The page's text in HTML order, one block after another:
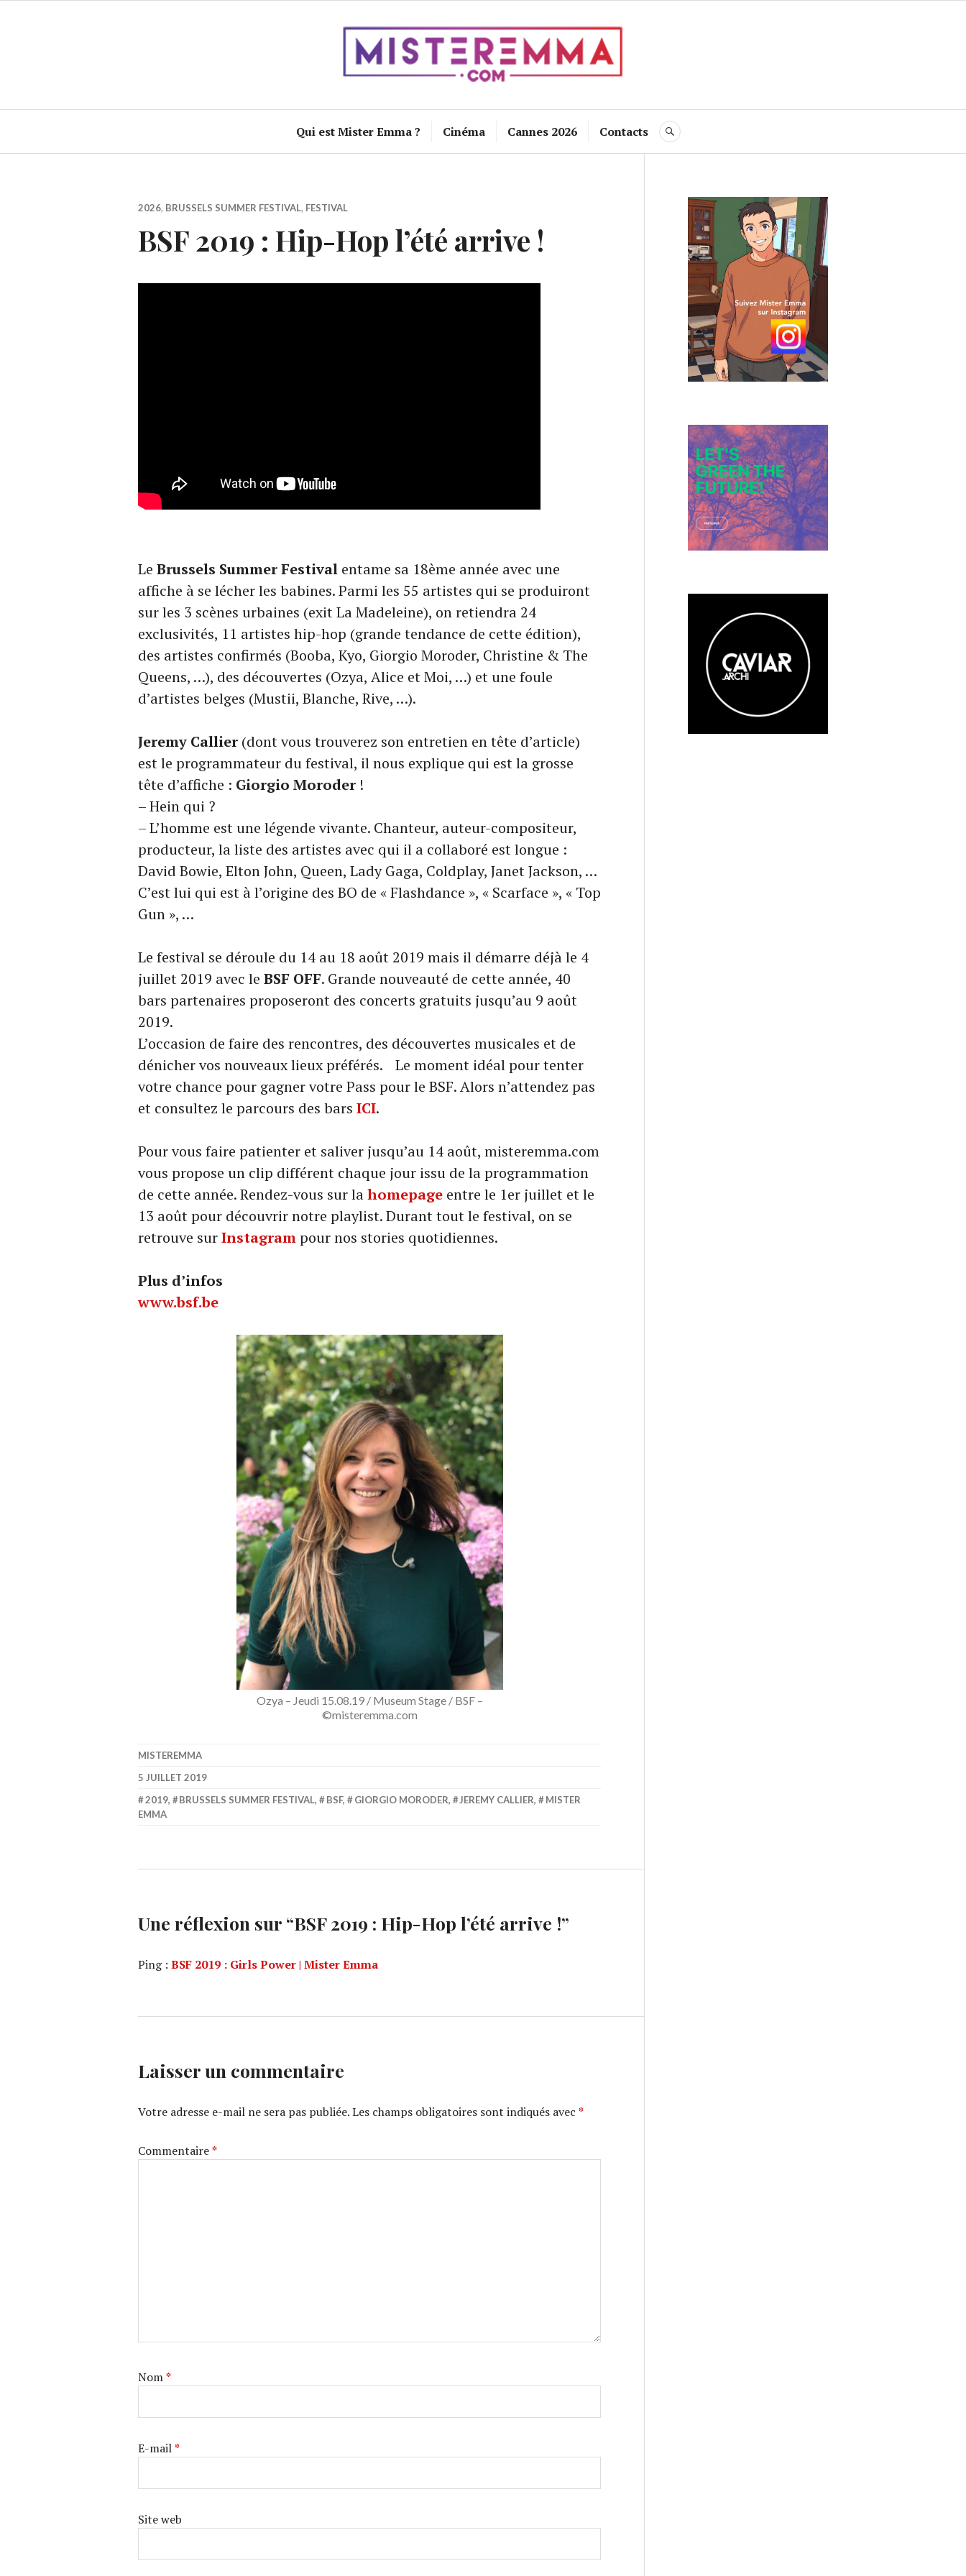
Qui est Mister Emma ? Cinéma Cannes 2026 Contacts RECHERCHE
2026, BRUSSELS SUMMER FESTIVAL, FESTIVAL
BSF 2019 : Hip-Hop l’été arrive !
Le Brussels Summer Festival entame sa 18ème année avec une
affiche à se lécher les babines. Parmi les 55 artistes qui se produiront
sur les 3 scènes urbaines (exit La Madeleine), on retiendra 24
exclusivités, 11 artistes hip-hop (grande tendance de cette édition),
des artistes confirmés (Booba, Kyo, Giorgio Moroder, Christine & The
Queens, …), des découvertes (Ozya, Alice et Moi, …) et une foule
d’artistes belges (Mustii, Blanche, Rive, …).
Jeremy Callier (dont vous trouverez son entretien en tête d’article)
est le programmateur du festival, il nous explique qui est la grosse
tête d’affiche : Giorgio Moroder !
– Hein qui ?
– L’homme est une légende vivante. Chanteur, auteur-compositeur,
producteur, la liste des artistes avec qui il a collaboré est longue :
David Bowie, Elton John, Queen, Lady Gaga, Coldplay, Janet Jackson, …
C’est lui qui est à l’origine des BO de « Flashdance », « Scarface », « Top
Gun », …
Le festival se déroule du 14 au 18 août 2019 mais il démarre déjà le 4
juillet 2019 avec le BSF OFF. Grande nouveauté de cette année, 40
bars partenaires proposeront des concerts gratuits jusqu’au 9 août
2019.
L’occasion de faire des rencontres, des découvertes musicales et de
dénicher vos nouveaux lieux préférés. Le moment idéal pour tenter
votre chance pour gagner votre Pass pour le BSF. Alors n’attendez pas
et consultez le parcours des bars ICI.
Pour vous faire patienter et saliver jusqu’au 14 août, misteremma.com
vous propose un clip différent chaque jour issu de la programmation
de cette année. Rendez-vous sur lahomepage entre le 1er juillet et le
13 août pour découvrir notre playlist. Durant tout le festival, on se
retrouve surInstagrampour nos stories quotidiennes.
Plus d’infos
www.bsf.be
Ozya – Jeudi 15.08.19 / Museum Stage / BSF –
©misteremma.com
MISTEREMMA
5 JUILLET 2019
2019, BRUSSELS SUMMER FESTIVAL, BSF, GIORGIO MORODER, JEREMY CALLIER,
MISTER
EMMA
Une réflexion sur “BSF 2019 : Hip-Hop l’été arrive !”
Ping : BSF 2019 : Girls Power | Mister Emma
Laisser un commentaire
Votre adresse e-mail ne sera pas publiée.Les champs obligatoires sont indiqués avec *
Commentaire*
Nom*
E-mail*
Site web